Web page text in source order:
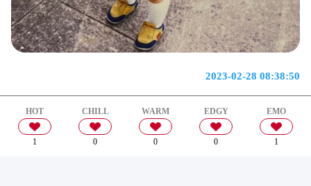
2023-02-28 08:38:50
HOT
1
CHILL
0
WARM
0
EDGY
0
EMO
1